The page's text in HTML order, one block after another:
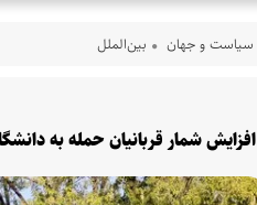
سیاست و جهان بین‌الملل
افزایش شمار قربانیان حمله به